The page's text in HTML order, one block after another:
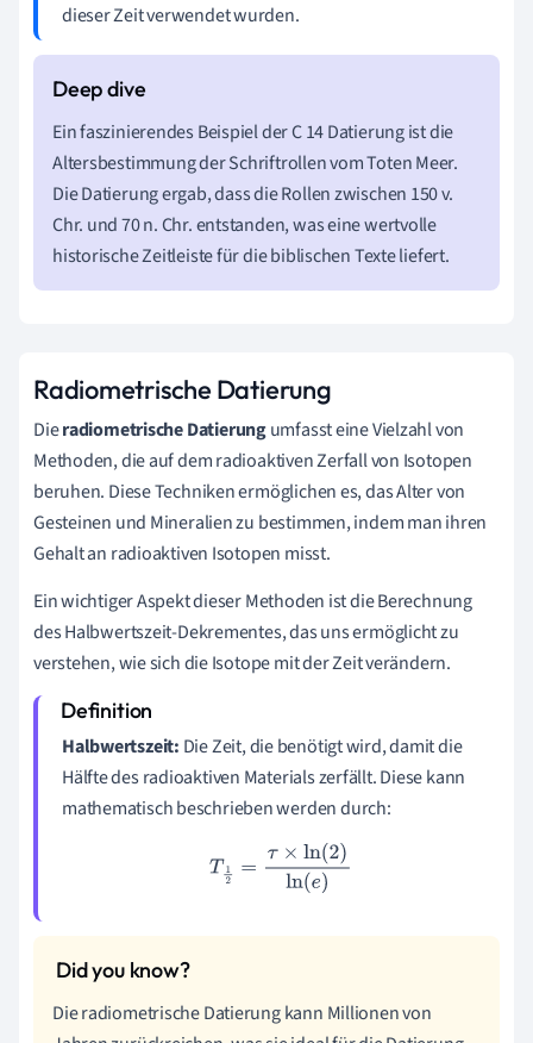
dieser Zeit verwendet wurden.
Ein faszinierendes Beispiel der C 14 Datierung ist die
Altersbestimmung der Schriftrollen vom Toten Meer.
Die Datierung ergab, dass die Rollen zwischen 150 v.
Chr. und 70 n. Chr. entstanden, was eine wertvolle
historische Zeitleiste für die biblischen Texte liefert.
Radiometrische Datierung
Dieradiometrische Datierungumfasst eine Vielzahl von
Methoden, die auf dem radioaktiven Zerfall von Isotopen
beruhen. Diese Techniken ermöglichen es, das Alter von
Gesteinen und Mineralien zu bestimmen, indem man ihren
Gehalt an radioaktiven Isotopen misst.
Ein wichtiger Aspekt dieser Methoden ist die Berechnung
des Halbwertszeit-Dekrementes, das uns ermöglicht zu
verstehen, wie sich die Isotope mit der Zeit verändern.
Halbwertszeit: Die Zeit, die benötigt wird, damit die
Hälfte des radioaktiven Materials zerfällt. Diese kann
mathematisch beschrieben werden durch:
T1 2=τ ×ln(2 )ln(e)
Die radiometrische Datierung kann Millionen von